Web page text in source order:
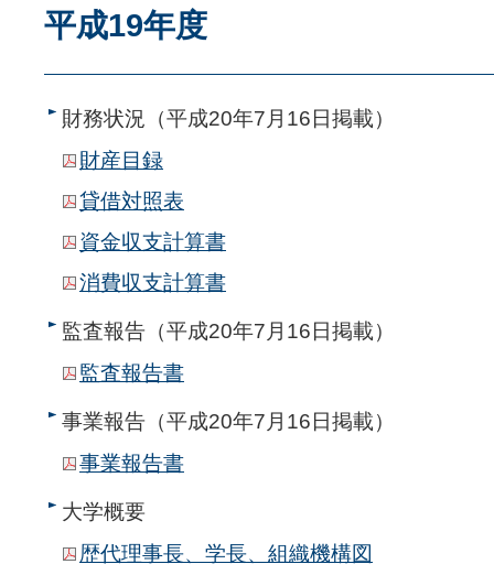
平成19年度
財務状況（平成20年7月16日掲載）
財産目録
貸借対照表
資金収支計算書
消費収支計算書
監査報告（平成20年7月16日掲載）
監査報告書
事業報告（平成20年7月16日掲載）
事業報告書
大学概要
歴代理事長、学長、組織機構図